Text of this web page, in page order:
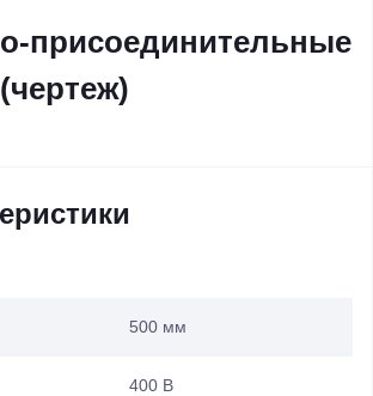
присоединительные
500 мм
400 В